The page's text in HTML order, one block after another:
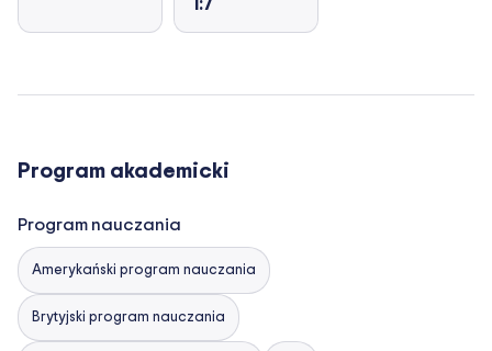
1:7
Program akademicki
Program nauczania
Amerykański program nauczania
Brytyjski program nauczania